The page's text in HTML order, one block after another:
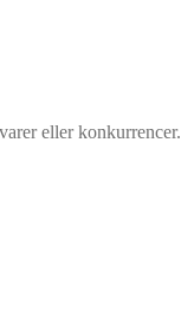
eller konkurrencer.